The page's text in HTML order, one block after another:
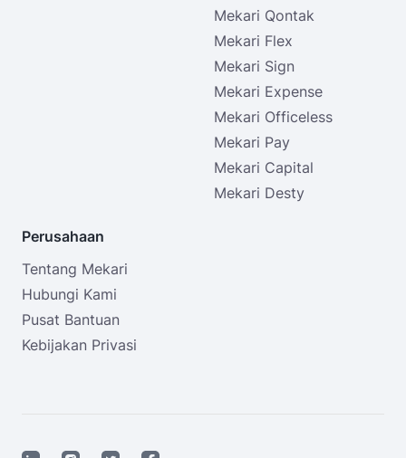
Mekari Qontak
Mekari Flex
Mekari Sign
Mekari Expense
Mekari Officeless
Mekari Pay
Mekari Capital
Mekari Desty
Perusahaan
Tentang Mekari
Hubungi Kami
Pusat Bantuan
Kebijakan Privasi